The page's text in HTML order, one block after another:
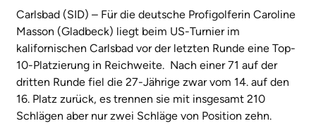
Carlsbad (SID) – Für die deutsche Profigolferin Caroline
Masson (Gladbeck) liegt beim US-Turnier im
kalifornischen Carlsbad vor der letzten Runde eine Top-
10-Platzierung in Reichweite. Nach einer 71 auf der
dritten Runde fiel die 27-Jährige zwar vom 14. auf den
16. Platz zurück, es trennen sie mit insgesamt 210
Schlägen aber nur zwei Schläge von Position zehn.